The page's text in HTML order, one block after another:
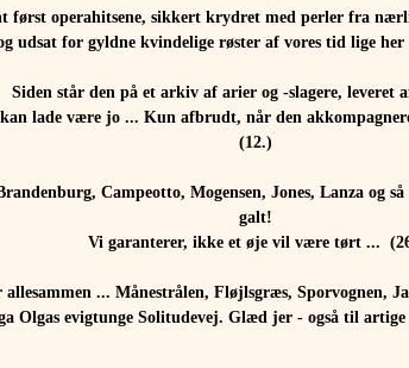
først operahitsene, sikkert krydret med perler fra
udsat for gyldne kvindelige røster af vores tid lige her
Siden står den på et arkiv af arier og -slagere, leveret
lade være jo ... Kun afbrudt, når den
(12.)
Campeotto, Mogensen, Jones, Lanza og
galt!
Vi garanterer, ikke et øje vil være tørt ...
allesammen ... Månestrålen, Fløjlsgræs, Sporvognen,
Olgas evigtunge Solitudevej. Glæd jer - også til